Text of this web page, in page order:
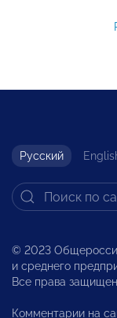
Русский
© 2023
и среднего
Все права
Комментарии на